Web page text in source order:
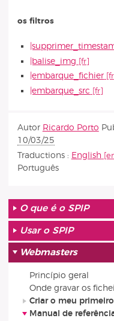
os filtros
|balise_img
|embarque_fichier
|embarque_src
Autor Ricardo Porto
10/03/25
Traductions : English
Português
O que é o SPIP
Usar o SPIP
Webmasters
Princípio geral
Onde gravar os
Criar o meu
Manual de